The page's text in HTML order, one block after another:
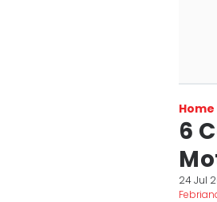
Home
6
24 Jul